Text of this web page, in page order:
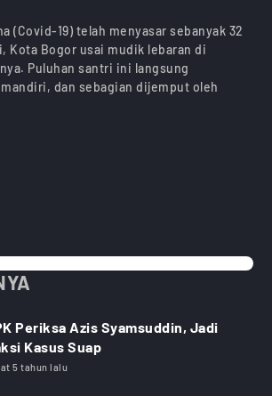
(Covid-19) telah menyasar sebanyak 32
Kota Bogor usai mudik lebaran di
Puluhan santri ini langsung
dan sebagian dijemput oleh
Periksa Azis Syamsuddin, Jadi
Kasus Suap
5 tahun lalu